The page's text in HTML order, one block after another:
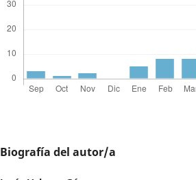
Biografía del autor/a